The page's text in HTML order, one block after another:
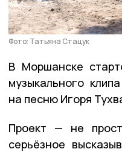
Фото: Татьяна Стацук
В Моршанске
музыкального
на песню Игоря
Проект — не
серьёзное